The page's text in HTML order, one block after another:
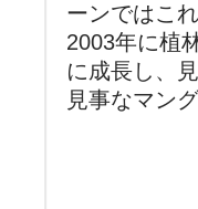
ーンではこ
2003年に植
に成長し、
見事なマン